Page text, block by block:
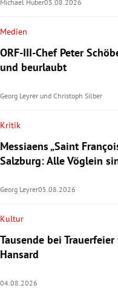
Michael Huber05.08.2026
Medien
ORF-III-Chef Peter
und beurlaubt
Georg Leyrer und Christoph Silber
Kritik
Messiaens „Saint
Salzburg: Alle Vöglein
Georg Leyrer05.08.2026
Kultur
Tausende bei
Hansard
04.08.2026